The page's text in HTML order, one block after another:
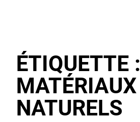
ÉTIQUETTE :
MATÉRIAUX
NATURELS